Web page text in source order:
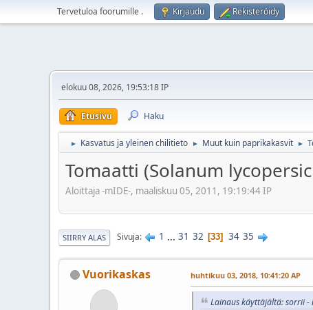
Tervetuloa foorumille . Kirjaudu Rekisteröidy
elokuu 08, 2026, 19:53:18 IP
Etusivu Haku
► Kasvatus ja yleinen chilitieto ► Muut kuin paprikakasvit ►
Tomaatti (Solanum
Aloittaja -mIDE-, maaliskuu 05, 2011, 19:19:44 IP
SIIRRY ALAS Sivuja 1 ... 31 32 33 34 35
Vuorikaskas huhtikuu 03, 2018, 10:41:20 AP
Lainaus käyttäjältä: sorrii -